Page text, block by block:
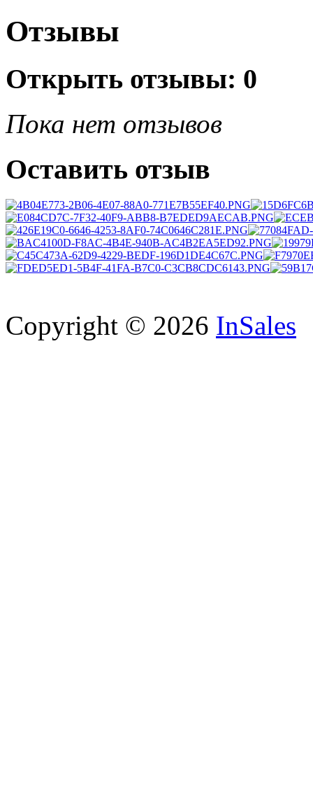
Отзывы
Открыть отзывы: 0
Пока нет отзывов
Оставить отзыв
Copyright © 2026 InSales